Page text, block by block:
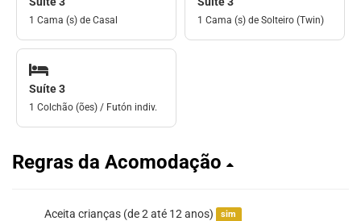
1 Cama (s) de Casal 1 Cama (s) de Solteiro (Twin)
Suíte 3
1 Colchão (ões) / Futón indiv.
Regras da Acomodação
Aceita crianças (de 2 até 12 anos) sim